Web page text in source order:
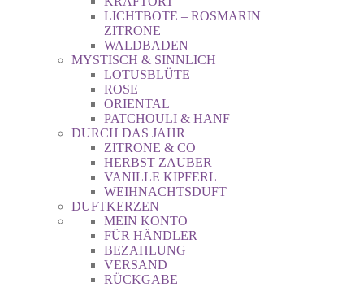
LICHTBOTE – ROSMARIN
ZITRONE
WALDBADEN
MYSTISCH & SINNLICH
LOTUSBLÜTE
ROSE
ORIENTAL
PATCHOULI & HANF
DURCH DAS JAHR
ZITRONE & CO
HERBST ZAUBER
VANILLE KIPFERL
WEIHNACHTSDUFT
DUFTKERZEN
MEIN KONTO
FÜR HÄNDLER
BEZAHLUNG
VERSAND
RÜCKGABE